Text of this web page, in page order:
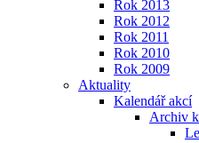
Rok 2013
Rok 2012
Rok 2011
Rok 2010
Rok 2009
Aktuality
Kalendář akcí
Archiv